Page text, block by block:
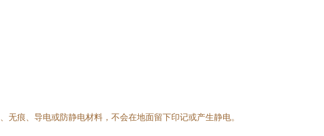
痕、导电或防静电材料，不会在地面留下印记或产生静电。